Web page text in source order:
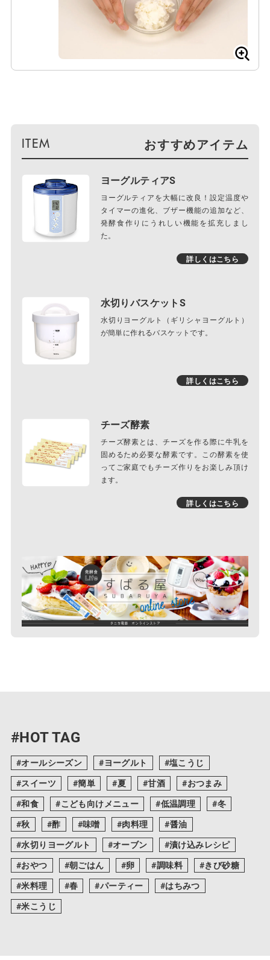
おすすめアイテム
ヨーグルティアS
ヨーグルティアを大幅に改良！設定温度や
タイマーの進化、ブザー機能の追加など、
発酵食作りにうれしい機能を拡充しまし
た。
詳しくはこちら
水切りバスケットS
水切りヨーグルト（ギリシャヨーグルト）
が簡単に作れるバスケットです。
詳しくはこちら
チーズ酵素
チーズ酵素とは、チーズを作る際に牛乳を
固めるため必要な酵素です。この酵素を使
ってご家庭でもチーズ作りをお楽しみ頂け
ます。
詳しくはこちら
#HOT TAG
オールシーズン ヨーグルト
塩こうじ
スイーツ
簡単 夏 甘酒
おつまみ
和食
こども向けメニュー 低温調理
冬
秋
酢 味噌 肉料理
醤油
水切りヨーグルト
オーブン
漬け込みレシピ
おやつ
朝ごはん 卵 調味料
きび砂糖
米料理
春 パーティー
はちみつ
米こうじ